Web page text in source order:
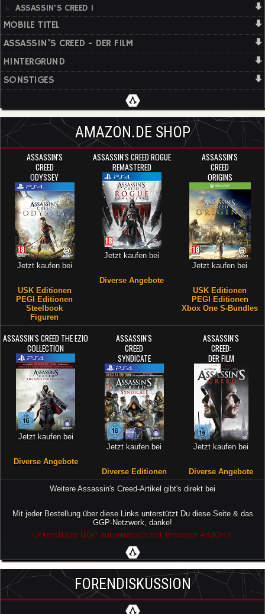
ASSASSIN'S CREED 1
MOBILE TITEL
ASSASSIN'S CREED - DER FILM
HINTERGRUND
SONSTIGES
AMAZON.DE SHOP
ASSASSIN'S
CREED
ODYSSEY
Jetzt kaufen bei
USK Editionen
PEGI Editionen
Steelbook
Figuren
ASSASSIN'S CREED ROGUE
REMASTERED
Jetzt kaufen bei
Diverse Angebote
ASSASSIN'S
CREED
ORIGINS
Jetzt kaufen bei
USK Editionen
PEGI Editionen
Xbox One S-Bundles
ASSASSIN'S CREED THE EZIO
COLLECTION
Jetzt kaufen bei
Diverse Angebote
ASSASSIN'S
CREED
SYNDICATE
Jetzt kaufen bei
Diverse Editionen
ASSASSIN'S
CREED:
DER FILM
Jetzt kaufen bei
Diverse Angebote
Weitere Assassin's Creed-Artikel gibt's direkt bei
Mit jeder Bestellung über diese Links unterstützt Du diese Seite & das
GGP-Netzwerk, danke!
Unterstütze GGP automatisch mit Browser AddOn's
FORENDISKUSSION